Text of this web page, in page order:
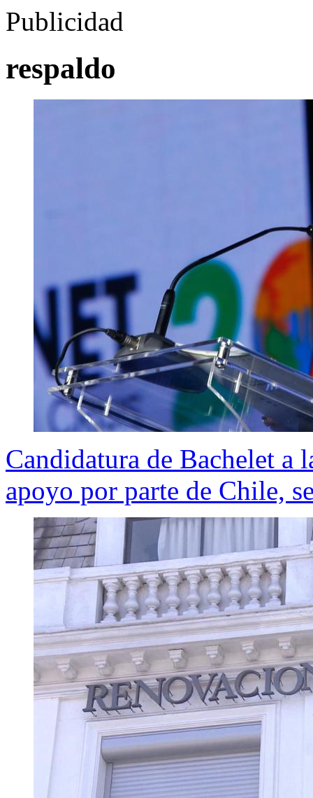
Publicidad
respaldo
Candidatura de Bachelet a
apoyo por parte de Chile,